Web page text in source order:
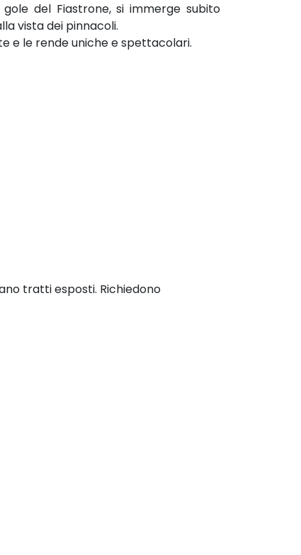
del Fiastrone, si immerge subito
vista dei pinnacoli.
e le rende uniche e spettacolari.
tratti esposti. Richiedono